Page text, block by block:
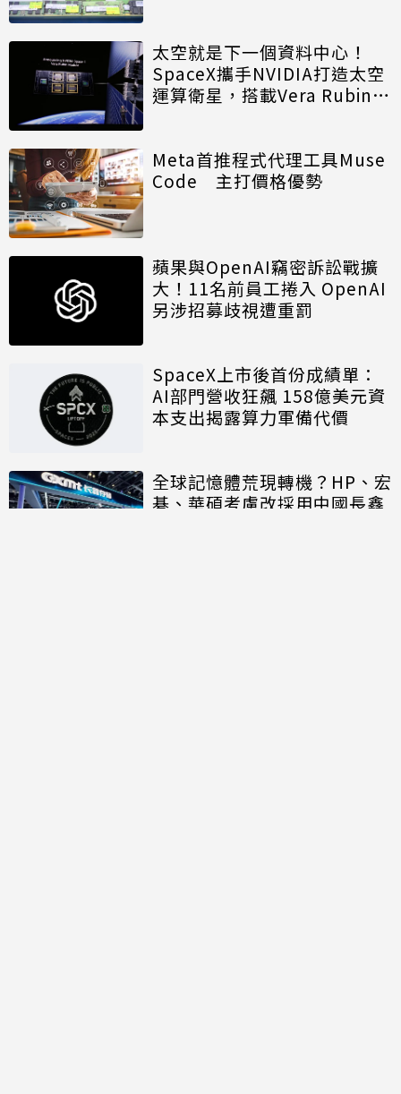
太空就是下一個資料中心！
SpaceX攜手NVIDIA打造太空
運算衛星，搭載Vera Rubin運
Meta首推程式代理工具Muse
Code 主打價格優勢
蘋果與OpenAI竊密訴訟戰擴
大！11名前員工捲入 OpenAI
另涉招募歧視遭重罰
SpaceX上市後首份成績單：
AI部門營收狂飆 158億美元資
本支出揭露算力軍備代價
全球記憶體荒現轉機？HP、宏
碁、華碩考慮改採用中國長鑫